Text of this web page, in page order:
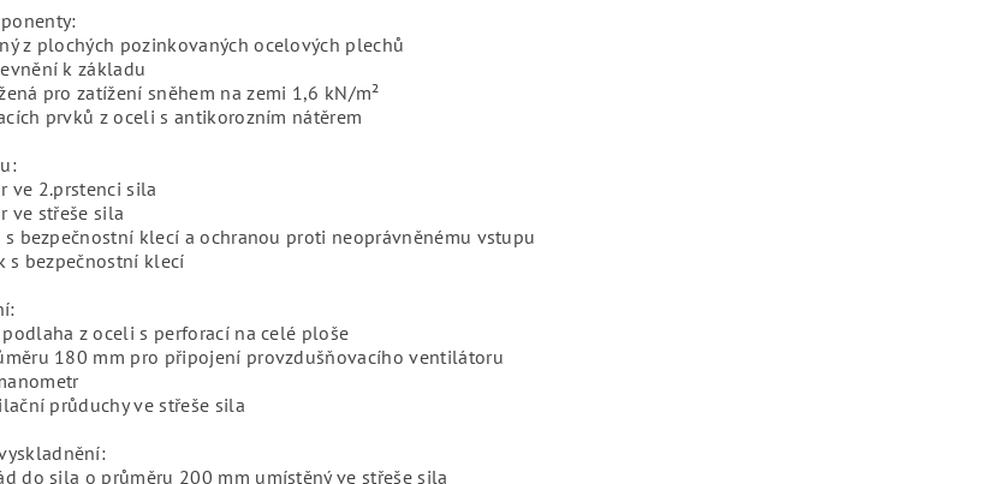
z plochých pozinkovaných ocelových plechů
k základu
pro zatížení sněhem na zemi 1,6 kN/m²
prvků z oceli s antikorozním nátěrem
ve 2.prstenci sila
ve střeše sila
bezpečnostní klecí a ochranou proti neoprávněnému vstupu
s bezpečnostní klecí
z oceli s perforací na celé ploše
180 mm pro připojení provzdušňovacího ventilátoru
průduchy ve střeše sila
do sila o průměru 200 mm umístěný ve střeše sila